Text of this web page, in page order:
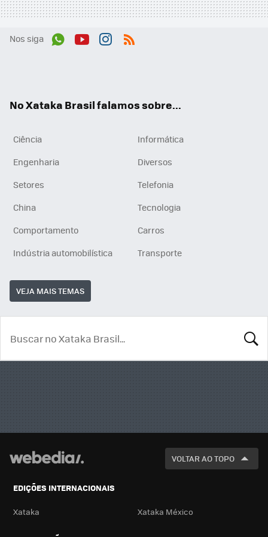
Nos siga
No Xataka Brasil falamos sobre...
Ciência
Informática
Engenharia
Diversos
Setores
Telefonia
China
Tecnologia
Comportamento
Carros
Indústria automobilística
Transporte
VEJA MAIS TEMAS
VOLTAR AO TOPO
EDIÇÕES INTERNACIONAIS
Xataka Xataka México